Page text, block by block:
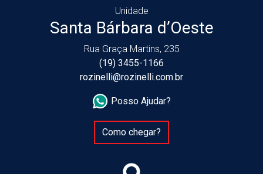
Unidade
Santa Bárbara d’Oeste
Rua Graça Martins, 235
(19) 3455-1166
rozinelli@rozinelli.com.br
Posso Ajudar?
Como chegar?